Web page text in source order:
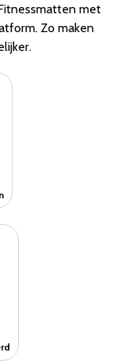
met
Zo maken